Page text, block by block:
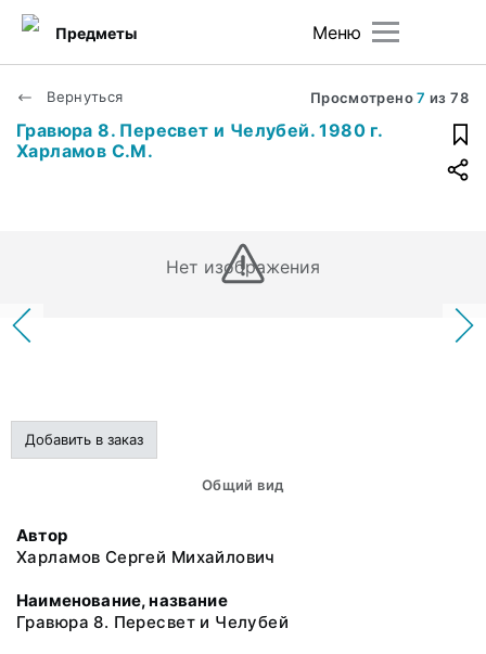
Меню
Предметы
Вернуться Просмотрено7 из78
Гравюра 8. Пересвет и Челубей. 1980 г.
Харламов С.М.
Нет изображения
Добавить в заказ
Общий вид
Автор
Харламов Сергей Михайлович
Наименование, название
Гравюра 8. Пересвет и Челубей